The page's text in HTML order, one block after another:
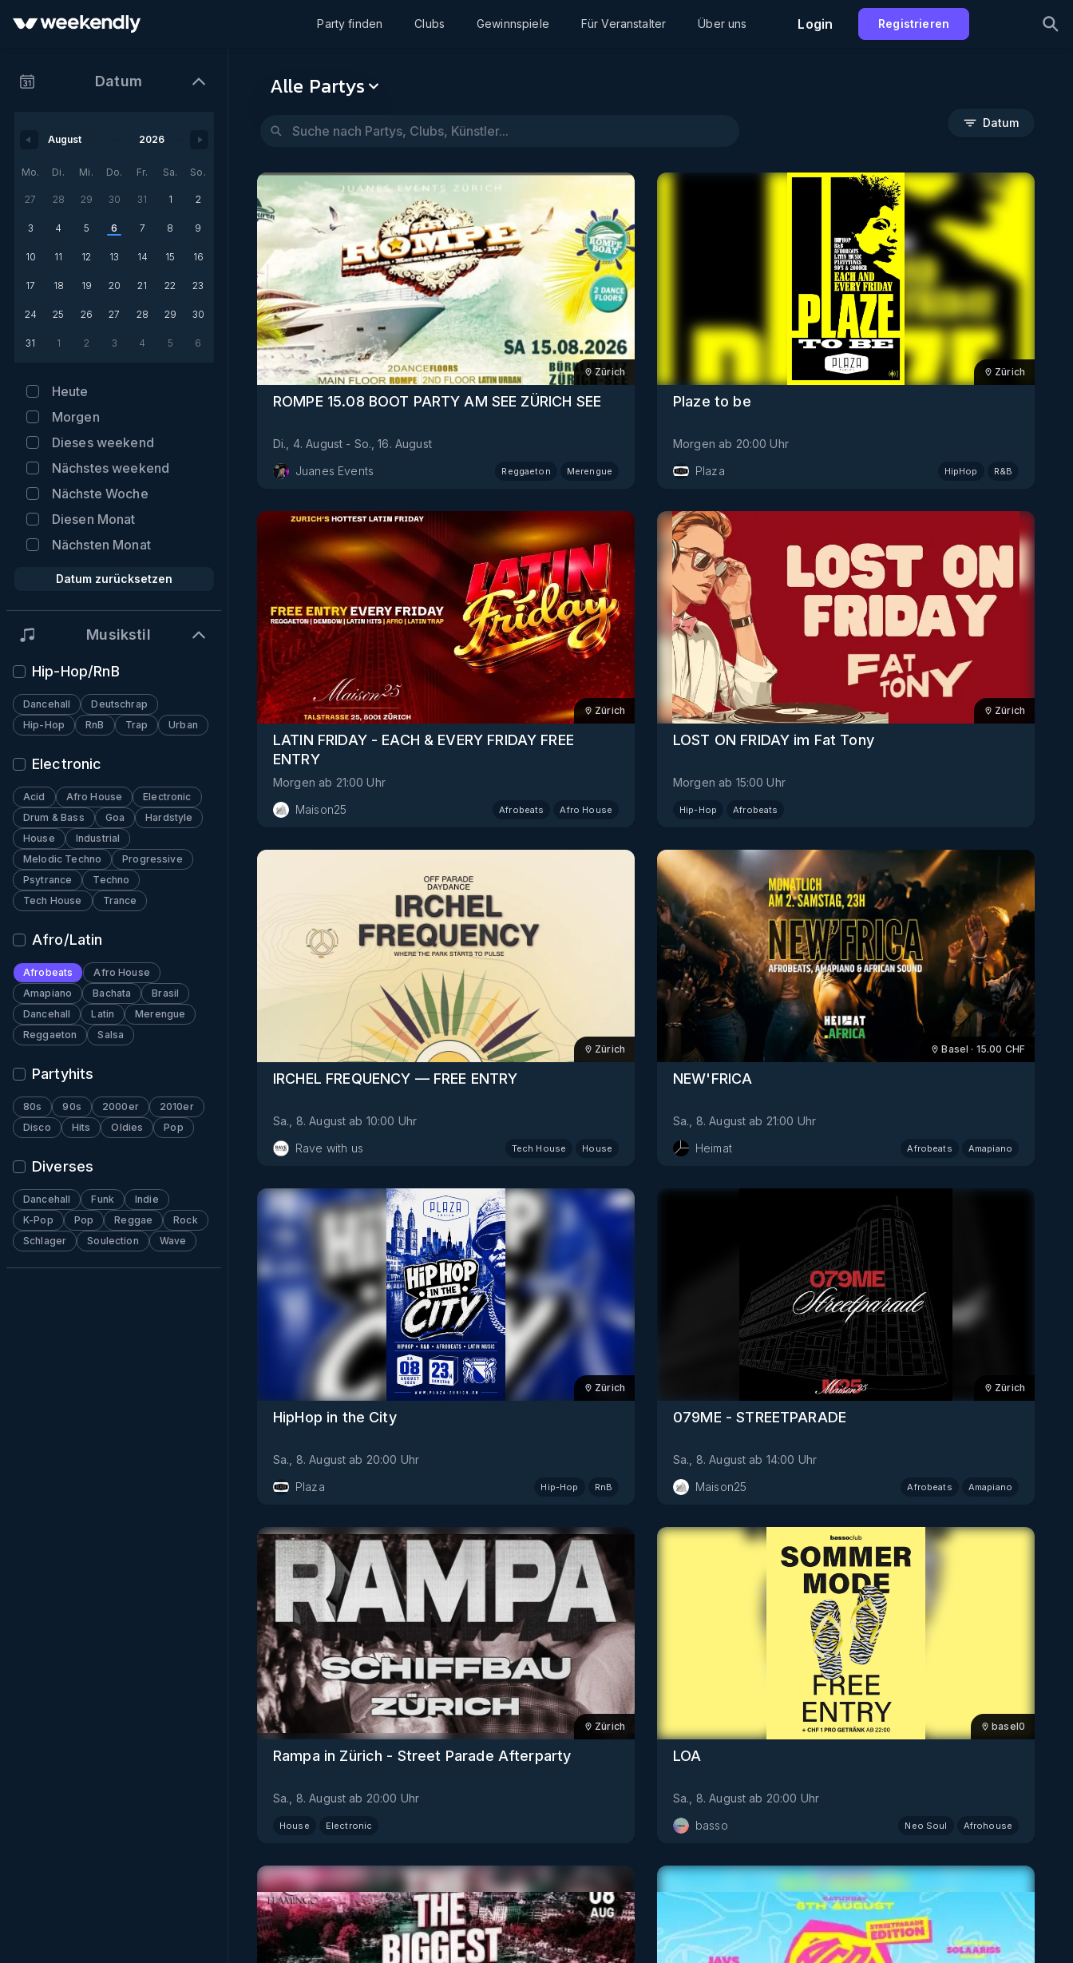
Party finden Clubs Gewinnspiele Für Veranstalter Über uns Login Registrieren
Datum
Mo. Di. Mi. Do. Fr. Sa. So.
27 28 29 30 31 1 2
3 4 5 6 7 8 9
10 11 12 13 14 15 16
17 18 19 20 21 22 23
24 25 26 27 28 29 30
31 1 2 3 4 5 6
Heute
Morgen
Dieses weekend
Nächstes weekend
Nächste Woche
Diesen Monat
Nächsten Monat
Datum zurücksetzen
Musikstil
Hip-Hop/RnB
Dancehall
Deutschrap
Hip-Hop
RnB Trap Urban
Electronic
Acid Afro House
Electronic
Drum & Bass
Goa
Hardstyle
House
Industrial
Melodic Techno
Progressive
Psytrance
Techno
Tech House
Trance
Afro/Latin
Afrobeats
Afro House
Amapiano
Bachata
Brasil
Dancehall
Latin
Merengue
Reggaeton
Salsa
Partyhits
80s 90s 2000er
2010er
Disco
Hits Oldies Pop
Diverses
Dancehall Funk
Indie
K-Pop
Pop Reggae
Rock
Schlager
Soulection Wave
Alle Partys
Datum
Zürich
ROMPE 15.08 BOOT PARTY AM SEE ZÜRICH SEE
Di., 4. August - So., 16. August
Juanes Events
Reggaeton Merengue
Zürich
Plaze to be
Morgen ab 20:00 Uhr
Plaza
HipHop R&B
Zürich
LATIN FRIDAY - EACH & EVERY FRIDAY FREE
ENTRY
Morgen ab 21:00 Uhr
Maison25
Afrobeats Afro House
Zürich
LOST ON FRIDAY im Fat Tony
Morgen ab 15:00 Uhr
Hip-Hop Afrobeats
Zürich
IRCHEL FREQUENCY — FREE ENTRY
Sa., 8. August ab 10:00 Uhr
Rave with us
Tech House House
Basel · 15.00 CHF
NEW'FRICA
Sa., 8. August ab 21:00 Uhr
Heimat
Afrobeats Amapiano
Zürich
HipHop in the City
Sa., 8. August ab 20:00 Uhr
Plaza
Hip-Hop RnB
Zürich
079ME - STREETPARADE
Sa., 8. August ab 14:00 Uhr
Maison25
Afrobeats Amapiano
Zürich
Rampa in Zürich - Street Parade Afterparty
Sa., 8. August ab 20:00 Uhr
House Electronic
basel0
LOA
Sa., 8. August ab 20:00 Uhr
basso
Neo Soul Afrohouse